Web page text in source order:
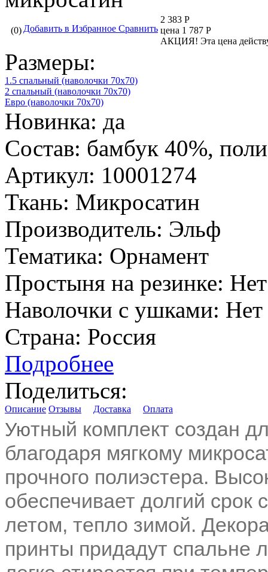
(0) Добавить в Избранное Сравнить
2 383 Р
цена 1 787 Р
АКЦИЯ! Эта цена
Размеры:
1.5 спальный (наволочки 70х70)
2 спальный (наволочки 70х70)
Евро (наволочки 70х70)
Новинка: да
Состав: бамбук 40%,
Артикул: 10001274
Ткань: Микросатин
Производитель: Эльф
Тематика: Орнамент
Простыня на резинке: Нет
Наволочки с ушками: Нет
Страна: Россия
Подробнее
Поделиться:
Описание Отзывы Доставка Оплата
Уютный комплект создан
благодаря мягкому
прочного полиэстера.
обеспечивает долгий
летом, тепло зимой.
принты придадут спальне